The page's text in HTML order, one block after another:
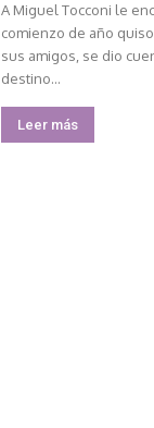
A Miguel Tocconi le
comienzo de año
sus amigos, se dio
destino...
Leer más